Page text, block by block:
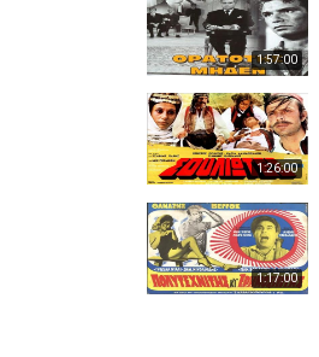
1:57:00
1:26:00
1:17:00